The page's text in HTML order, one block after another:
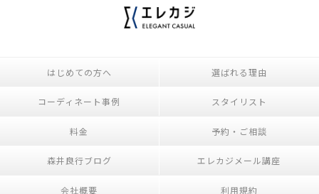
はじめての方へ 選ばれる理由
コーディネート事例 スタイリスト
料金 予約・ご相談
森井良行ブログ エレカジメール講座
会社概要 利用規約